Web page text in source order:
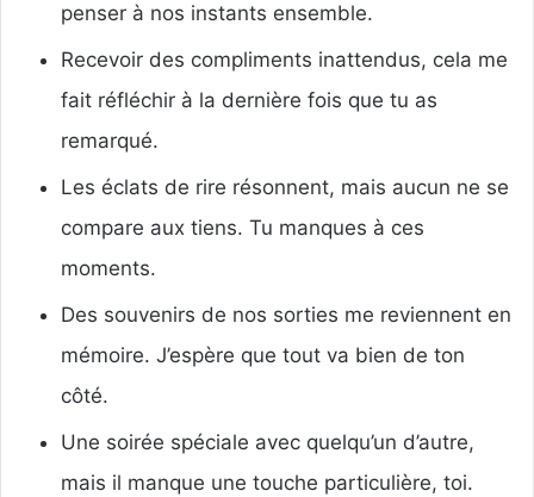
penser à nos instants ensemble.
Recevoir des compliments inattendus, cela me
fait réfléchir à la dernière fois que tu as
remarqué.
Les éclats de rire résonnent, mais aucun ne se
compare aux tiens. Tu manques à ces
moments.
Des souvenirs de nos sorties me reviennent en
mémoire. J’espère que tout va bien de ton
côté.
Une soirée spéciale avec quelqu’un d’autre,
mais il manque une touche particulière, toi.